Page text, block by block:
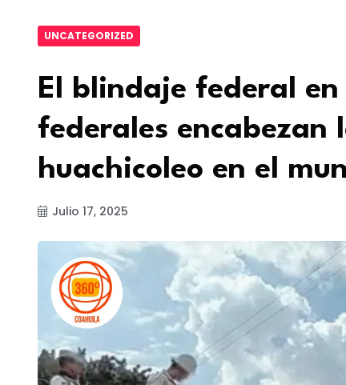
UNCATEGORIZED
El blindaje federal en
federales encabezan
huachicoleo en el
Julio 17, 2025